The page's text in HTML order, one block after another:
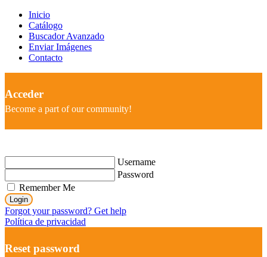
Inicio
Catálogo
Buscador Avanzado
Enviar Imágenes
Contacto
Acceder
Become a part of our community!
Username
Password
Remember Me
Login
Forgot your password? Get help
Política de privacidad
Reset password